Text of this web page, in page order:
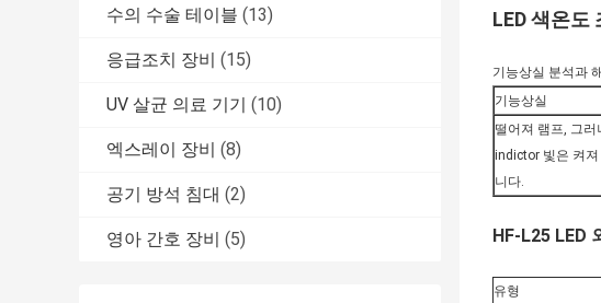
수의 수술 테이블 (13)
응급조치 장비 (15)
UV 살균 의료 기기 (10)
엑스레이 장비 (8)
공기 방석 침대 (2)
영아 간호 장비 (5)
LED 색온도
기능상실 분석과
기능상실
떨어져 램프, 그러
indictor 빛은 켜져
니다.
HF-L25 LED
유형